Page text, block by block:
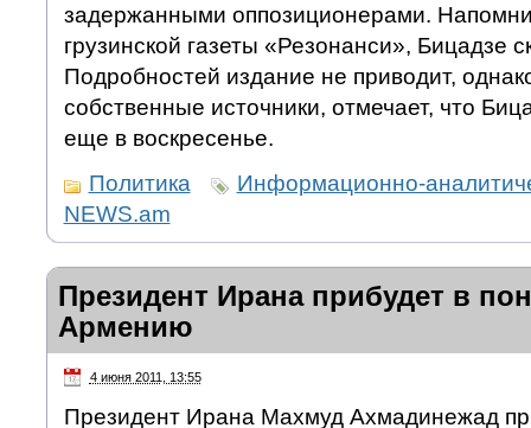
задержанными оппозиционерами.
грузинской газеты «Резонанси», Бицадзе
Подробностей издание не приводит,
собственные источники, отмечает, что
еще в воскресенье.
Политика
Информационно-
NEWS.am
Президент Ирана прибудет в
Армению
4 июня 2011, 13:55
Президент Ирана Махмуд Ахмадинежад